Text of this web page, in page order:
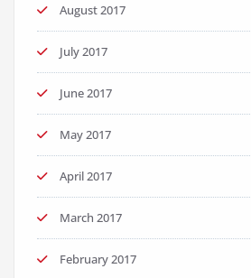
August 2017
July 2017
June 2017
May 2017
April 2017
March 2017
February 2017